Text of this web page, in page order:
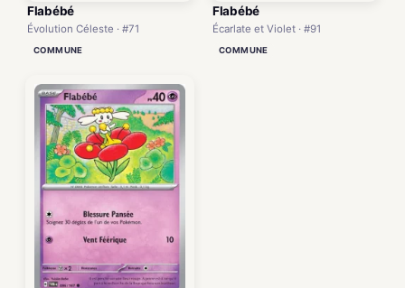
Flabébé
Évolution Céleste · #71
COMMUNE
Flabébé
Écarlate et Violet · #91
COMMUNE